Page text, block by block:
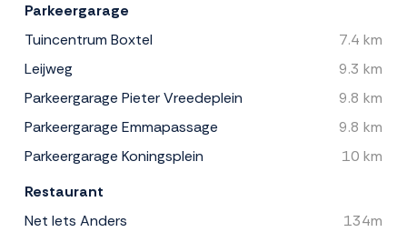
Parkeergarage
Tuincentrum Boxtel
7.4 km
Leijweg
9.3 km
Parkeergarage Pieter Vreedeplein
9.8 km
Parkeergarage Emmapassage
9.8 km
Parkeergarage Koningsplein
10 km
Restaurant
Net Iets Anders
134m